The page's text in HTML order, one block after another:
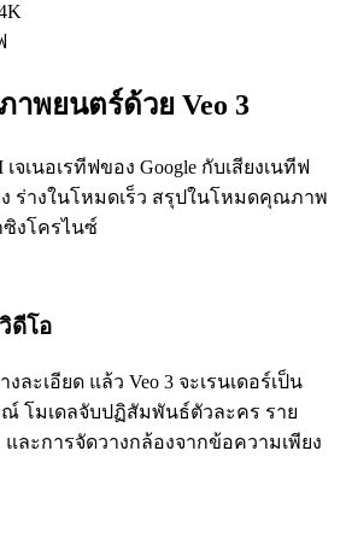
าพยนตร์ด้วย Veo 3
จเนอเรทีฟของ Google กับเสียงเนทีฟ
ร่างในโหมดเร็ว สรุปในโหมดคุณภาพ
งโครไนซ์
ดีโอ
ละเอียด แล้ว Veo 3 จะเรนเดอร์เป็น
โมเดลจับปฏิสัมพันธ์ตัวละคร ราย
ละการจัดวางกล้องจากข้อความเพียง